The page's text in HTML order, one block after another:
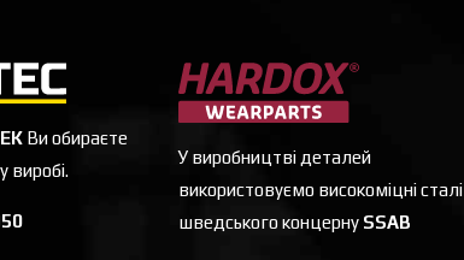
Ви обираєте
виробі.
У виробництві деталей
використовуємо високоміцні сталі
шведського концерну SSAB